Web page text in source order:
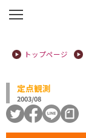
トップページ
定点観測
2003/08